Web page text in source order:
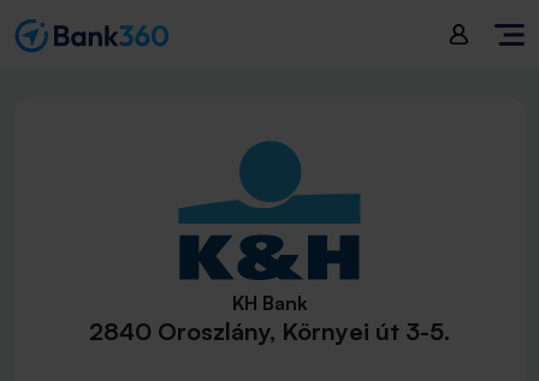
KH Bank
2840 Oroszlány, Környei út 3-5.